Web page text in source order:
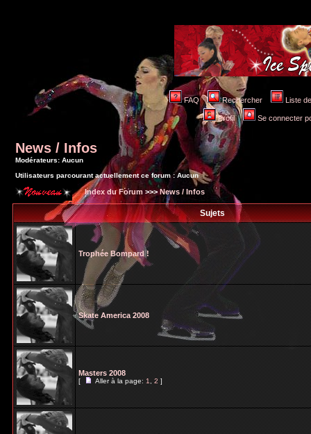
FAQ Rechercher Liste
Profil Se connecter
News / Infos
Modérateurs: Aucun
Utilisateurs parcourant actuellement ce forum : Aucun
Index du Forum >>>News / Infos
Sujets
Trophée Bompard !
Skate America 2008
Masters 2008
[ Aller à la page:1,2]